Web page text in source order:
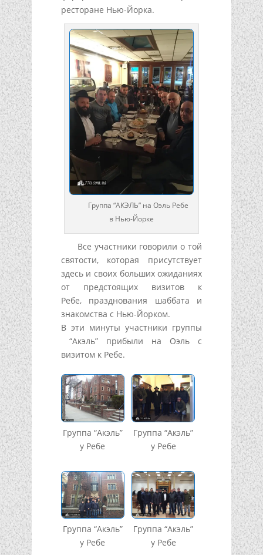
ресторане Нью-Йорка.
Группа “АКЭЛЬ” на Оэль Ребе
в Нью-Йорке
Все участники говорили о той
святости, которая присутствует
здесь и своих больших ожиданиях
от предстоящих визитов к
Ребе, празднования шаббата и
знакомства с Нью-Йорком.
В эти минуты участники группы
“Акэль” прибыли на Оэль с
визитом к Ребе.
Группа “Акэль”
у Ребе
Группа “Акэль”
у Ребе
Группа “Акэль”
у Ребе
Группа “Акэль”
у Ребе